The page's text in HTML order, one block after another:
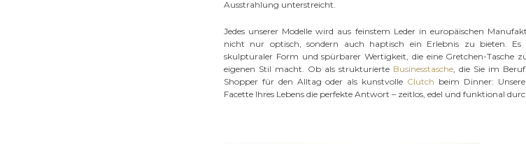
Ausstrahlung unterstreicht.
Jedes unserer Modelle wird aus feinstem Leder in europäischen
nicht nur optisch, sondern auch haptisch ein Erlebnis zu bieten. Es
skulpturaler Form und spürbarer Wertigkeit, die eine Gretchen-Tasche
eigenen Stil macht. Ob als strukturierte Businesstasche, die Sie im
Shopper für den Alltag oder als kunstvolle Clutch beim Dinner:
Facette Ihres Lebens die perfekte Antwort – zeitlos, edel und funktional